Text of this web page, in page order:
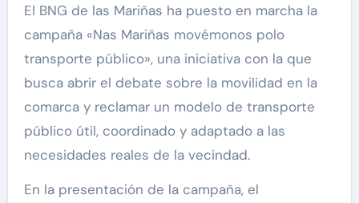
El BNG de las Mariñas ha puesto en marcha la
campaña «Nas Mariñas movémonos polo
transporte público», una iniciativa con la que
busca abrir el debate sobre la movilidad en la
comarca y reclamar un modelo de transporte
público útil, coordinado y adaptado a las
necesidades reales de la vecindad.
En la presentación de la campaña, el